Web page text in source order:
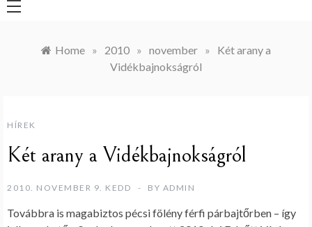
Home » 2010 » november »
Két arany a
Vidékbajnokságról
HÍREK
Két arany a Vidékbajnokságról
2010. NOVEMBER 9. KEDD BY ADMIN
Továbbra is magabiztos pécsi fölény férfi párbajtőrben – így